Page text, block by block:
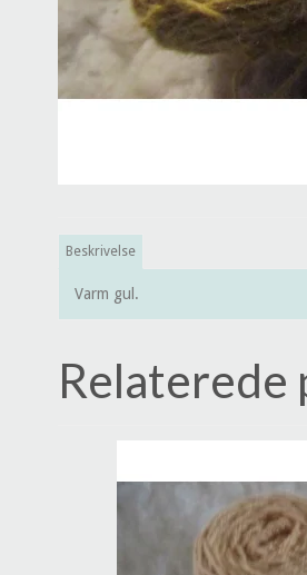
Beskrivelse
Varm gul.